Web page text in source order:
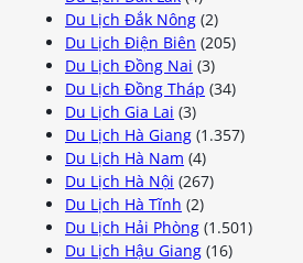
Du Lịch Đắk Nông (2)
Du Lịch Điện Biên (205)
Du Lịch Đồng Nai (3)
Du Lịch Đồng Tháp (34)
Du Lịch Gia Lai (3)
Du Lịch Hà Giang (1.357)
Du Lịch Hà Nam (4)
Du Lịch Hà Nội (267)
Du Lịch Hà Tĩnh (2)
Du Lịch Hải Phòng (1.501)
Du Lịch Hậu Giang (16)